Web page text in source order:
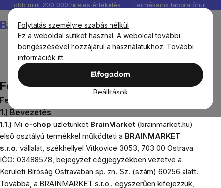
Folytatás személyre szabás nélkül
Ez a weboldal sütiket használ. A weboldal további
böngészésével hozzájárul a használatukhoz. További
információk itt.
Elfogadom
Beállítások
Ugrás
fő
tartalomhoz
Több mint 200 000 hiteles értékelés Termékeink
Felhasználási feltételek
Felhasználási feltételek
Felhasználási feltételek
1.) Bevezetés
1.1.) Mi e-shop üzletünket BrainMarket (brainmarket.hu)
első osztályú termékkel működteti a BRAINMARKET
s.r.o. vállalat, székhellyel Vítkovice 3053, 703 00 Ostrava
IČO: 03488578, bejegyzet cégjegyzékben vezetve a
Kerületi Bíróság Ostravaban sp. zn. Sz. (szám) 60256 alatt.
Továbbá, a BRAINMARKET s.r.o.. egyszerűen kifejezzük,